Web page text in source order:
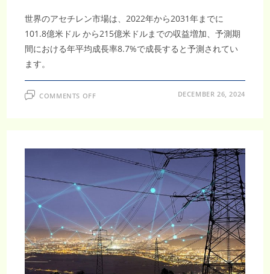
205
億
米
ド
ル
へ
見
み
世界のアセチレン市場は、2022年から2031年までに
101.8億米ドル から215億米ドルまでの収益増加、予測期
間における年平均成長率8.7%で成長すると予測されてい
ます。
COMMENTS OFFON
場、
CAGR8.7%
年
に
米
ド
ル
に
達
成
DECEMBER 26, 2024